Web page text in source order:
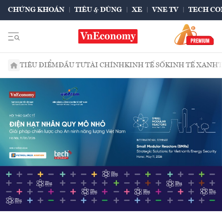
CHỨNG KHOÁN TIÊU & DÙNG XE VNE TV TECH
TIÊU ĐIỂMĐẦU TƯTÀI CHÍNHKINH TẾ SỐKINH TẾ XANH